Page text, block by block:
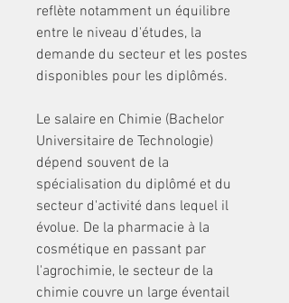
reflète notamment un équilibre
entre le niveau d'études, la
demande du secteur et les postes
disponibles pour les diplômés.
Le salaire en Chimie (Bachelor
Universitaire de Technologie)
dépend souvent de la
spécialisation du diplômé et du
secteur d'activité dans lequel il
évolue. De la pharmacie à la
cosmétique en passant par
l'agrochimie, le secteur de la
chimie couvre un large éventail